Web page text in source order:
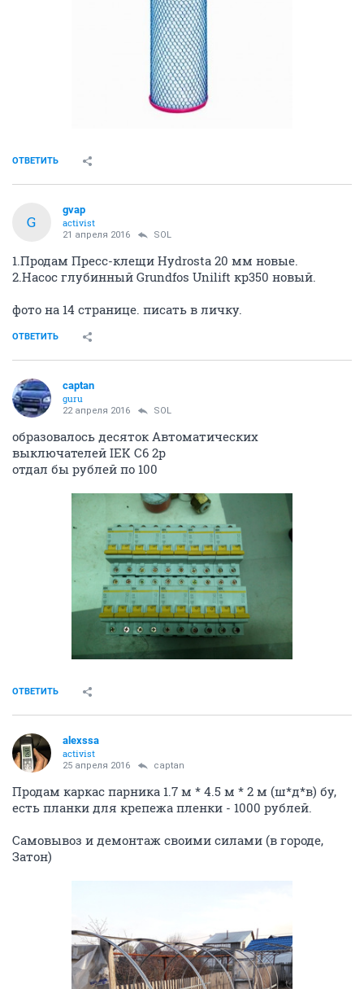
ОТВЕТИТЬ
G
gvap
activist
21 апреля 2016 SOL
1.Продам Пресс-клещи Hydrosta 20 мм новые.
2.Насос глубинный Grundfos Unilift кр350 новый.
фото на 14 странице. писать в личку.
ОТВЕТИТЬ
captan
guru
22 апреля 2016 SOL
образовалось десяток Автоматических
выключателей IEK C6 2p
отдал бы рублей по 100
ОТВЕТИТЬ
alexssa
activist
25 апреля 2016 captan
Продам каркас парника 1.7 м * 4.5 м * 2 м (ш*д*в) бу,
есть планки для крепежа пленки - 1000 рублей.
Самовывоз и демонтаж своими силами (в городе,
Затон)